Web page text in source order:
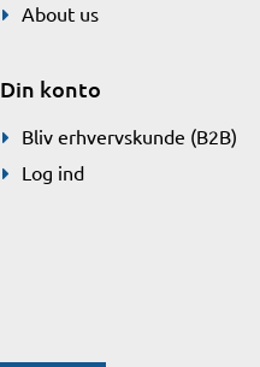
About us
Din konto
Bliv erhvervskunde (B2B)
Log ind